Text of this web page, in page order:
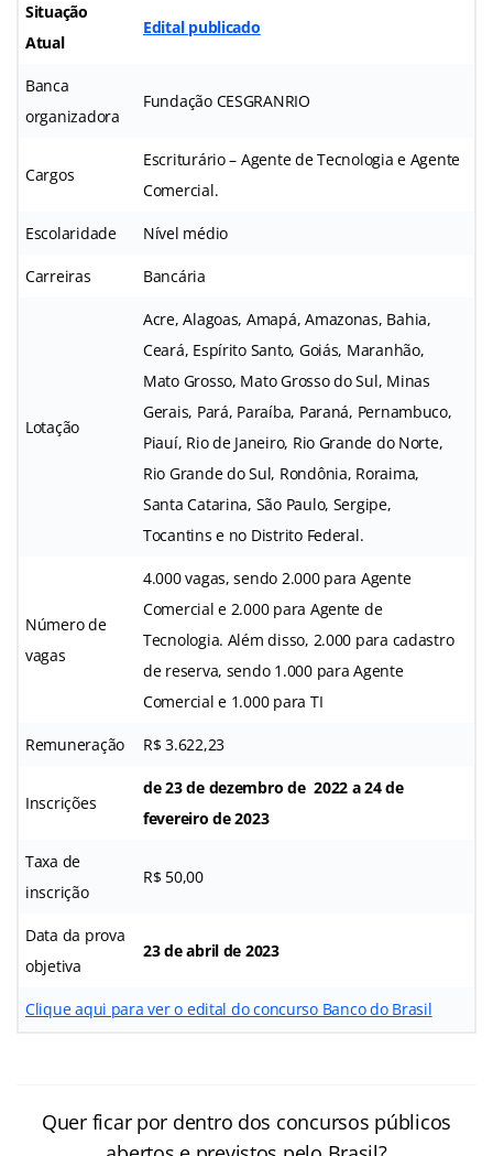
Situação
Atual
Edital publicado
Banca
organizadora
Fundação CESGRANRIO
Cargos
Escriturário – Agente de Tecnologia e Agente
Comercial.
Escolaridade Nível médio
Carreiras Bancária
Lotação
Acre, Alagoas, Amapá, Amazonas, Bahia,
Ceará, Espírito Santo, Goiás, Maranhão,
Mato Grosso, Mato Grosso do Sul, Minas
Gerais, Pará, Paraíba, Paraná, Pernambuco,
Piauí, Rio de Janeiro, Rio Grande do Norte,
Rio Grande do Sul, Rondônia, Roraima,
Santa Catarina, São Paulo, Sergipe,
Tocantins e no Distrito Federal.
Número de
vagas
4.000 vagas, sendo 2.000 para Agente
Comercial e 2.000 para Agente de
Tecnologia. Além disso, 2.000 para cadastro
de reserva, sendo 1.000 para Agente
Comercial e 1.000 para TI
Remuneração R$ 3.622,23
Inscrições
de 23 de dezembro de 2022 a 24 de
fevereiro de 2023
Taxa de
inscrição
R$ 50,00
Data da prova
objetiva
23 de abril de 2023
Clique aqui para ver o edital do concurso Banco do Brasil
Quer ficar por dentro dos concursos públicos